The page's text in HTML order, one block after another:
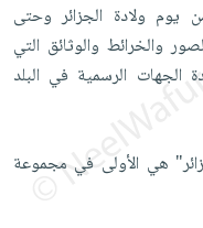
يوم ولادة الجزائر وحتى
والخرائط والوثائق التي
الرسمية في البلد
هي الأولى في مجموعة